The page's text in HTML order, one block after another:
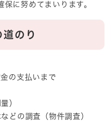
に努めてまいります。
のり
の支払いまで
）
どの調査（物件調査）